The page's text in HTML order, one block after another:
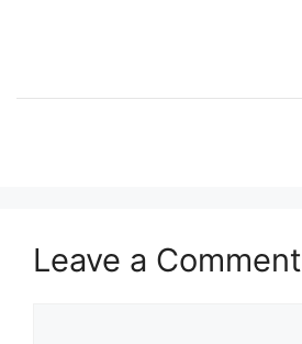
Leave a Comment